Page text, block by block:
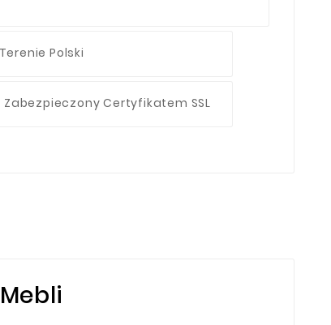
Polski
Zabezpieczony Certyfikatem SSL